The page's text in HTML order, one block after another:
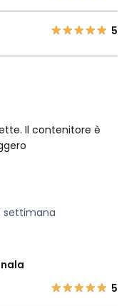
5
Il contenitore è
settimana
5